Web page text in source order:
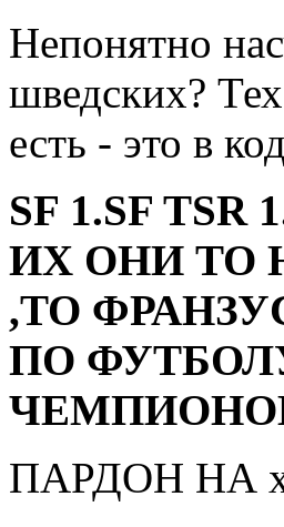
Непонятно
шведских?
есть - это в
SF 1.SF
ИХ ОНИ ТО
,ТО
ПО
ПАРДОН НА